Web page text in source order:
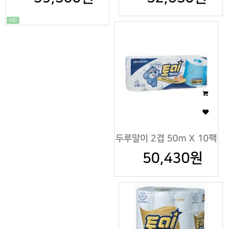
MD
두루말이 2겹 50m X 10팩
50,430원